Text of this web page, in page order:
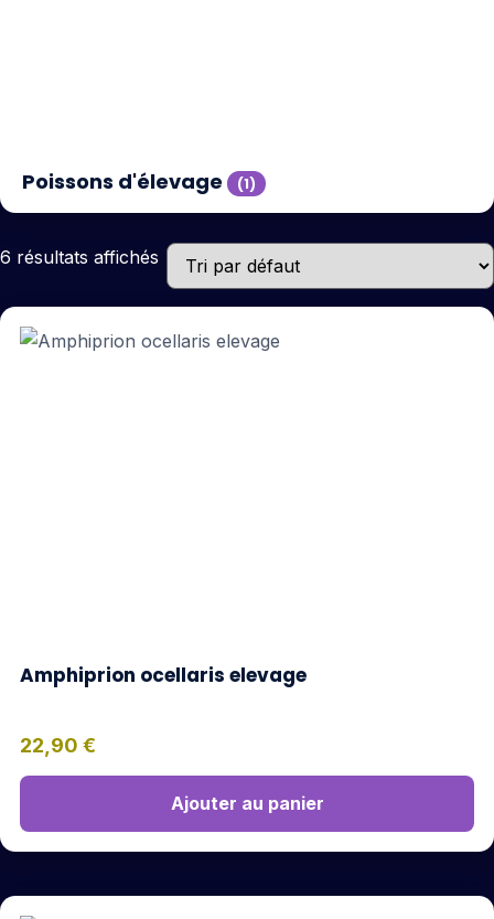
Poissons d'élevage (1)
6 résultats affichés
Amphiprion ocellaris elevage
22,90 €
Ajouter au panier